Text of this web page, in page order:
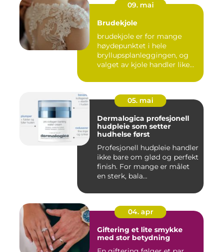
09. mai
Brudekjole
brudekjole er for mange
høydepunktet i hele
bryllupsplanleggingen, og
valget av kjole handler like
05. mai
Dermalogica profesjonell
hudpleie som setter
hudhelse først
Profesjonell hudpleie handler
ikke bare om glød og perfekt
finish. For mange er målet
en sterk, bala...
04. apr
Giftering et lite smykke
med stor betydning